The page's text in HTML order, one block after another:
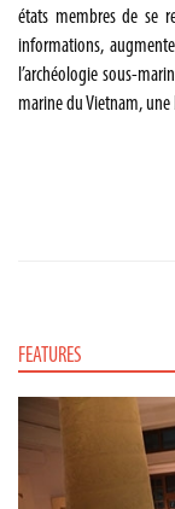
états membres de se
informations,
l’archéologie sous-
marine du Vietnam, une
FEATURES